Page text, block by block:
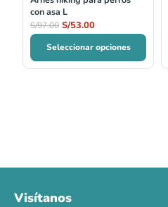
con asa L
S/97.00 S/53.00
Seleccionar opciones
Visítanos